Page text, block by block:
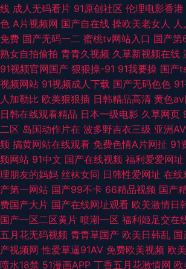
线 成人无码看片 91原创社区 伦理电影香港
色 A片视频网 国产自在线 操欧美老女人
免费 国产无码一二 蜜桃tv网站入口 国产第
熟女自拍偷拍 青青久视频 久草新视频在线
91视频官网国产 狠狠操-91 91我要操 国产
视频网站 91视频成人下载 国产无码色色
人加勒比 欧美狠狠插 日韩精品高清 黄色av
日韩在线观看精品 日本一级电影 久草网页
二区 岛国动作片在 波多野吉衣三级 亚洲
频 搞黄网站在线观看 免费色情A片网扯 91
频网站 91中文 国产在线视频 福利爱爱网址
理朋友的妈妈 丝袜女同 日韩性爱网址 在线
产第一网站 国产99不卡 66精品视频 国产
费国产大片 国产在线网址观看 欧美激情日
国产一区二区黄片 喷潮一区 福利姬足交在
五月花无码视频 青青草国产 欧美日韩乱 国
产视频网 性爱草逼91AV 免费欧美视频 欧
喷水18禁 51漫画APP 丁香五月花激情网